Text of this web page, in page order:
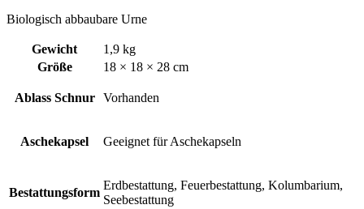
Biologisch abbaubare Urne
Gewicht
1,9 kg
Größe
18 × 18 × 28 cm
Ablass Schnur Vorhanden
Aschekapsel Geeignet für Aschekapseln
Bestattungsform
Erdbestattung, Feuerbestattung, Kolumbarium,
Seebestattung